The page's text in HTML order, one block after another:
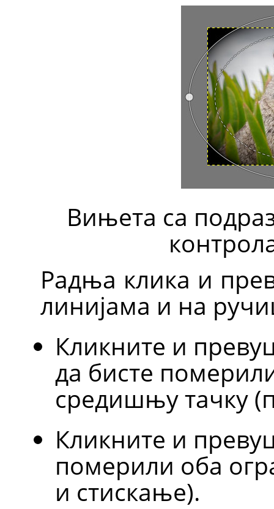
Вињета са
Радња клика и
линијама и на
Кликните и
да бисте
средишњу тачку
Кликните и
померили оба
и стискање).